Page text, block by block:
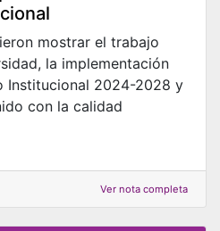
mostrar el trabajo
la implementación
Institucional 2024-2028 y
con la calidad
Ver nota completa